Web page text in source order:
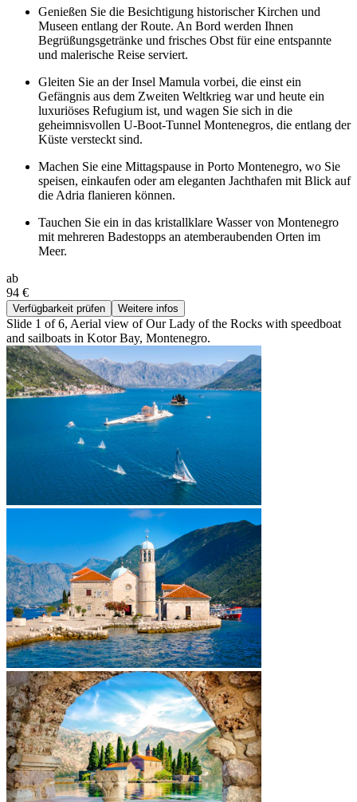
Genießen Sie die Besichtigung historischer Kirchen und
Museen entlang der Route. An Bord werden Ihnen
Begrüßungsgetränke und frisches Obst für eine entspannte
und malerische Reise serviert.
Gleiten Sie an der Insel Mamula vorbei, die einst ein
Gefängnis aus dem Zweiten Weltkrieg war und heute ein
luxuriöses Refugium ist, und wagen Sie sich in die
geheimnisvollen U-Boot-Tunnel Montenegros, die entlang der
Küste versteckt sind.
Machen Sie eine Mittagspause in Porto Montenegro, wo Sie
speisen, einkaufen oder am eleganten Jachthafen mit Blick auf
die Adria flanieren können.
Tauchen Sie ein in das kristallklare Wasser von Montenegro
mit mehreren Badestopps an atemberaubenden Orten im
Meer.
ab
94 €
Verfügbarkeit prüfen Weitere infos
Slide 1 of 6, Aerial view of Our Lady of the Rocks with speedboat
and sailboats in Kotor Bay, Montenegro.